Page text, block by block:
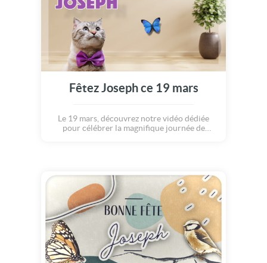
Fêtez Joseph ce 19 mars
Le 19 mars, découvrez notre vidéo dédiée
pour célébrer la magnifique journée de